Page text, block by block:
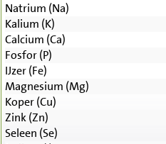
Natrium (Na)
Kalium (K)
Calcium (Ca)
Fosfor (P)
IJzer (Fe)
Magnesium (Mg)
Koper (Cu)
Zink (Zn)
Seleen (Se)